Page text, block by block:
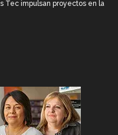
Tec impulsan proyectos en la